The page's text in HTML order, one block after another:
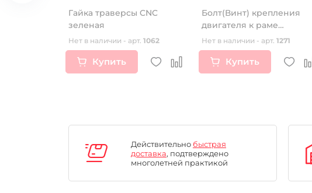
Гайка траверсы CNC
зеленая
Нет в наличии - арт. 1062
Купить
Болт(Винт) крепления
двигателя к раме
М8*130мм верхний
Германия
Нет в наличии - арт. 1271
Купить
Действительно быстрая
доставка, подтверждено
многолетней практикой